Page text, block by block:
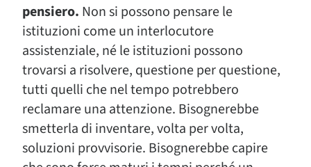
pensiero. Non si possono pensare le
istituzioni come un interlocutore
assistenziale, né le istituzioni possono
trovarsi a risolvere, questione per questione,
tutti quelli che nel tempo potrebbero
reclamare una attenzione. Bisognerebbe
smetterla di inventare, volta per volta,
soluzioni provvisorie. Bisognerebbe capire